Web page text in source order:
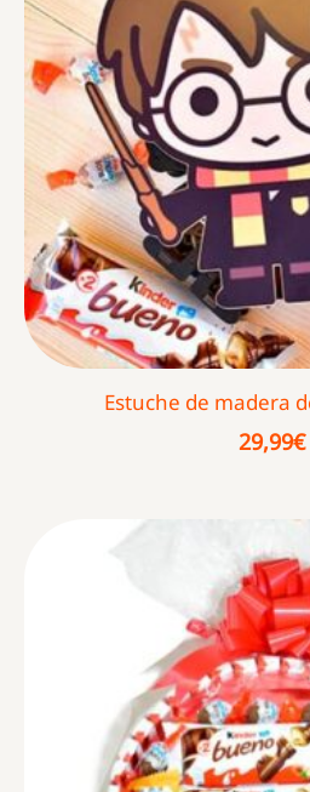
Estuche de madera
29,99€